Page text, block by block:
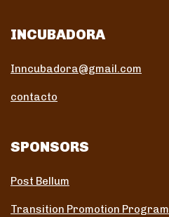
INCUBADORA
Inncubadora@gmail.com
contacto
SPONSORS
Post Bellum
Transition Promotion Program